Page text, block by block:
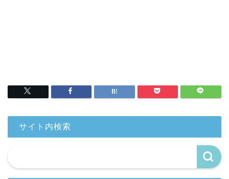
サイト内検索